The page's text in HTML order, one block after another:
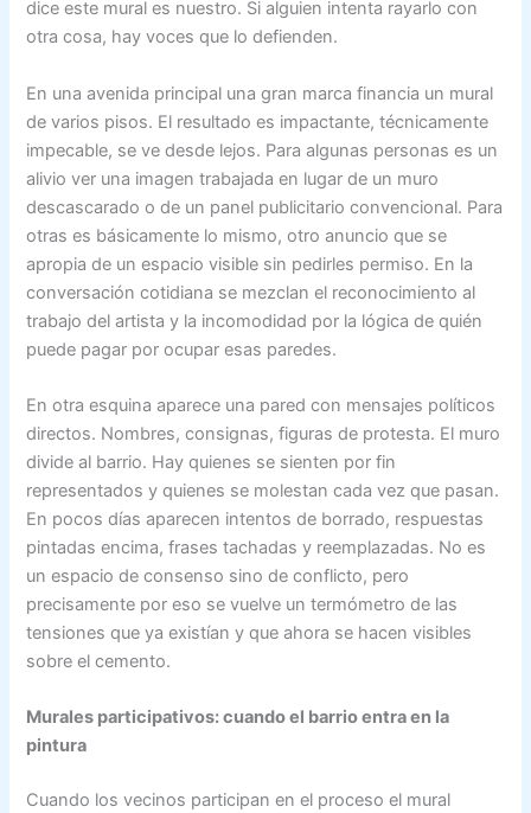
dice este mural es nuestro. Si alguien intenta rayarlo con
otra cosa, hay voces que lo defienden.
En una avenida principal una gran marca financia un mural
de varios pisos. El resultado es impactante, técnicamente
impecable, se ve desde lejos. Para algunas personas es un
alivio ver una imagen trabajada en lugar de un muro
descascarado o de un panel publicitario convencional. Para
otras es básicamente lo mismo, otro anuncio que se
apropia de un espacio visible sin pedirles permiso. En la
conversación cotidiana se mezclan el reconocimiento al
trabajo del artista y la incomodidad por la lógica de quién
puede pagar por ocupar esas paredes.
En otra esquina aparece una pared con mensajes políticos
directos. Nombres, consignas, figuras de protesta. El muro
divide al barrio. Hay quienes se sienten por fin
representados y quienes se molestan cada vez que pasan.
En pocos días aparecen intentos de borrado, respuestas
pintadas encima, frases tachadas y reemplazadas. No es
un espacio de consenso sino de conflicto, pero
precisamente por eso se vuelve un termómetro de las
tensiones que ya existían y que ahora se hacen visibles
sobre el cemento.
Murales participativos: cuando el barrio entra en la
pintura
Cuando los vecinos participan en el proceso el mural